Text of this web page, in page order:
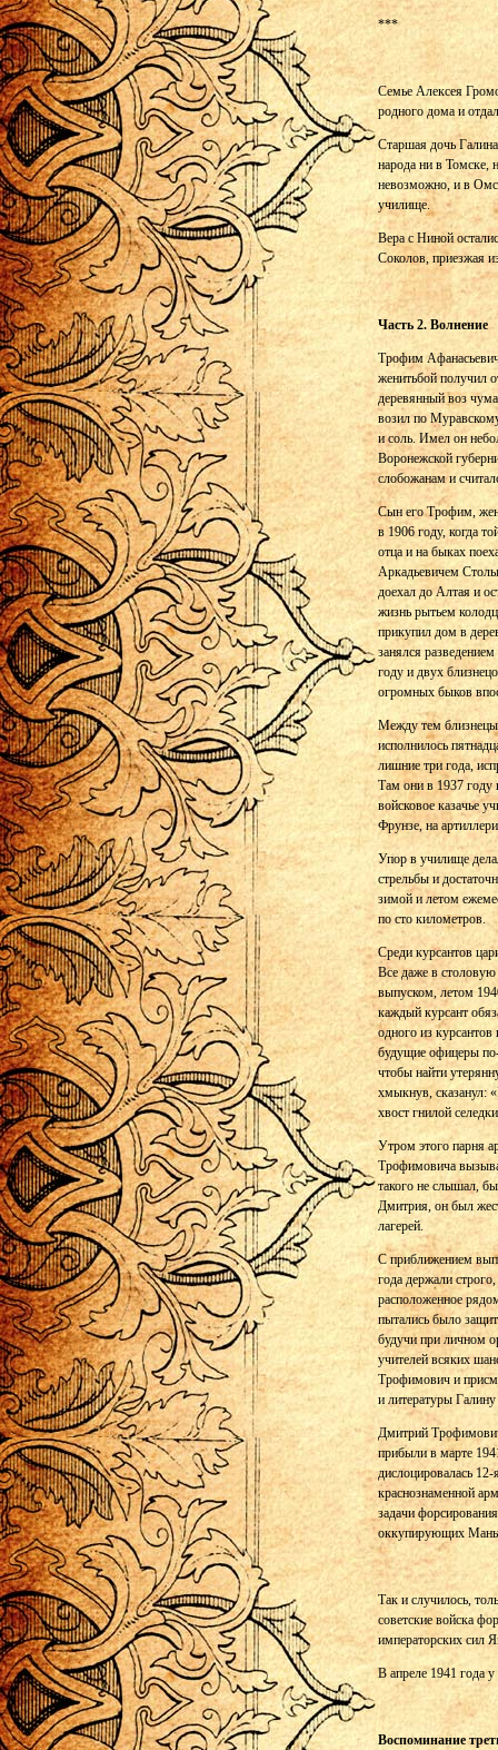
***
Семье Алексея
родного дома и
Старшая дочь
народа ни в Томске,
невозможно, и в
училище.
Вера с Ниной
Соколов, приезжая
Часть 2. Волнение
Трофим
женитьбой получил
деревянный воз
возил по
и соль. Имел он
Воронежской
слобожанам и
Сын его Трофим,
в 1906 году, когда
отца и на быках
Аркадьевичем
доехал до Алтая и
жизнь рытьем
прикупил дом в
занялся
году и двух
огромных быков
Между тем близнецы,
исполнилось
лишние три года,
Там они в 1937 году
войсковое казачье
Фрунзе, на
Упор в училище
стрельбы и
зимой и летом
по сто километров.
Среди курсантов
Все даже в
выпуском, летом
каждый курсант
одного из
будущие офицеры
чтобы найти
хмыкнув, сказанул:
хвост гнилой
Утром этого парня
Трофимовича
такого не слышал,
Дмитрия, он был
лагерей.
С приближением
года держали
расположенное
пытались было
будучи при личном
учителей всяких
Трофимович и
и литературы
Дмитрий
прибыли в марте
дислоцировалась 12-
краснознаменной
задачи
оккупирующих
Так и случилось,
советские войска
императорских сил
В апреле 1941 года
Воспоминание